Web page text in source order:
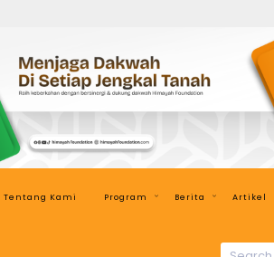
Himayah
Foundation
Menjaga
Dakwah
di
Setiap
Jengkal
Tentang Kami Program Berita Artikel